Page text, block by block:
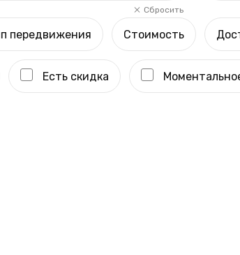
Сбросить
передвижения Стоимость
Есть скидка